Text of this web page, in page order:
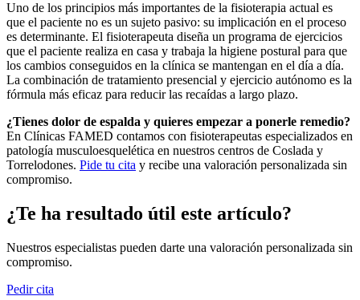
Uno de los principios más importantes de la fisioterapia actual es
que el paciente no es un sujeto pasivo: su implicación en el proceso
es determinante. El fisioterapeuta diseña un programa de ejercicios
que el paciente realiza en casa y trabaja la higiene postural para que
los cambios conseguidos en la clínica se mantengan en el día a día.
La combinación de tratamiento presencial y ejercicio autónomo es la
fórmula más eficaz para reducir las recaídas a largo plazo.
¿Tienes dolor de espalda y quieres empezar a ponerle remedio?
En Clínicas FAMED contamos con fisioterapeutas especializados en
patología musculoesquelética en nuestros centros de Coslada y
Torrelodones. Pide tu cita y recibe una valoración personalizada sin
compromiso.
¿Te ha resultado útil este artículo?
Nuestros especialistas pueden darte una valoración personalizada sin
compromiso.
Pedir cita